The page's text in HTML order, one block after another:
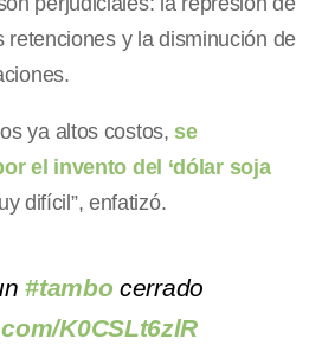
retenciones y la disminución de
ya altos costos, se
el invento del ‘dólar soja
difícil”, enfatizó.
#tambo cerrado
K0CSLt6zlR